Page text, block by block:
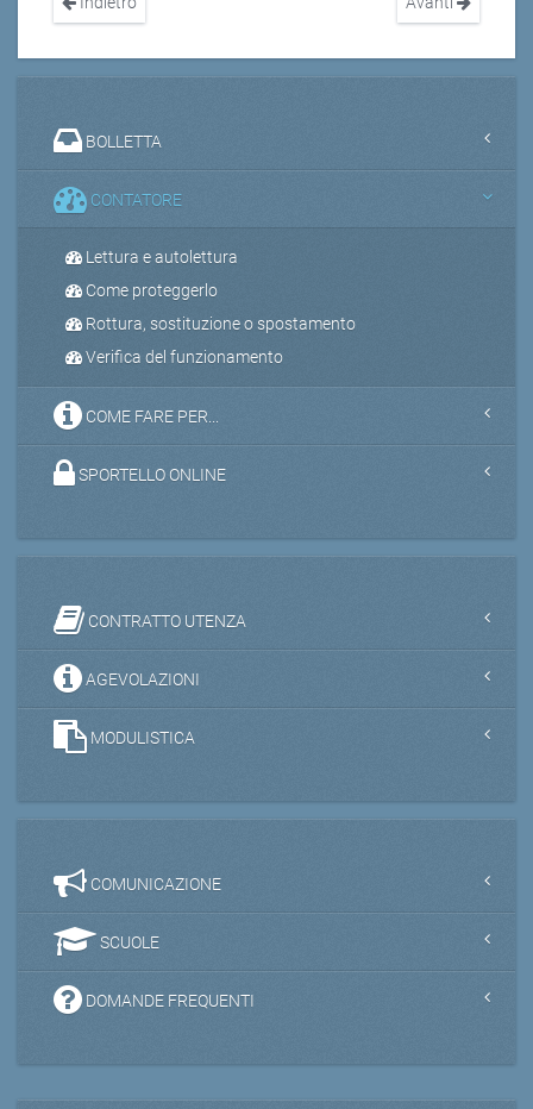
BOLLETTA
CONTATORE
Lettura e autolettura
Come proteggerlo
Rottura, sostituzione o spostamento
Verifica del funzionamento
COME FARE PER...
SPORTELLO ONLINE
CONTRATTO UTENZA
AGEVOLAZIONI
MODULISTICA
COMUNICAZIONE
SCUOLE
DOMANDE FREQUENTI